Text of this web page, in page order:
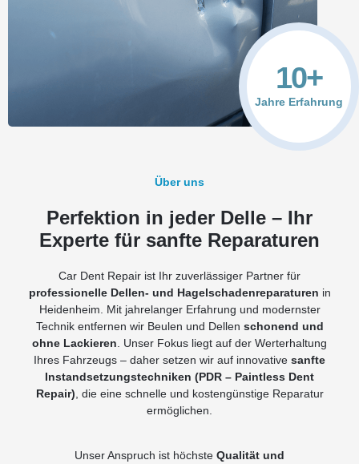
Jahre Erfahrung
10+
Über uns
Perfektion in jeder Delle – Ihr
Experte für sanfte Reparaturen
Car Dent Repair ist Ihr zuverlässiger Partner für
professionelle Dellen- und Hagelschadenreparaturen in
Heidenheim. Mit jahrelanger Erfahrung und modernster
Technik entfernen wir Beulen und Dellen schonend und
ohne Lackieren. Unser Fokus liegt auf der Werterhaltung
Ihres Fahrzeugs – daher setzen wir auf innovative sanfte
Instandsetzungstechniken (PDR – Paintless Dent
Repair), die eine schnelle und kostengünstige Reparatur
ermöglichen.
Unser Anspruch ist höchste Qualität und